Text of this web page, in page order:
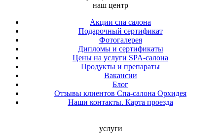
наш центр
Акции спа салона
Подарочный сертификат
Фотогалерея
Дипломы и сертификаты
Цены на услуги SPA-салона
Продукты и препараты
Вакансии
Блог
Отзывы клиентов Спа-салона Орхидея
Наши контакты. Карта проезда
услуги